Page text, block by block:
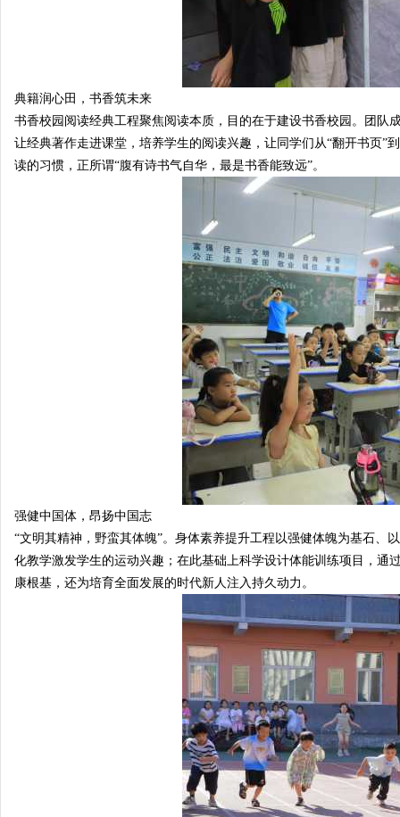
典籍润心田，书香筑未来
书香校园阅读经典工程聚焦阅读本质，目的在于建设书香校园。团
让经典著作走进课堂，培养学生的阅读兴趣，让同学们从“翻开书页”
读的习惯，正所谓“腹有诗书气自华，最是书香能致远”。
强健中国体，昂扬中国志
“文明其精神，野蛮其体魄”。身体素养提升工程以强健体魄为基石
化教学激发学生的运动兴趣；在此基础上科学设计体能训练项目，
康根基，还为培育全面发展的时代新人注入持久动力。